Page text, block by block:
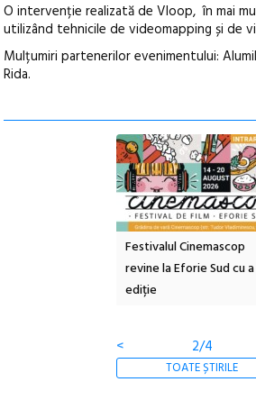
O intervenție realizată de Vloop, în mai
utilizând tehnicile de videomapping și de
Mulțumiri partenerilor evenimentului:
Rida.
Festivalul Cinemascop
revine la Eforie Sud cu
ediție
<
2/4
TOATE ȘTIRILE